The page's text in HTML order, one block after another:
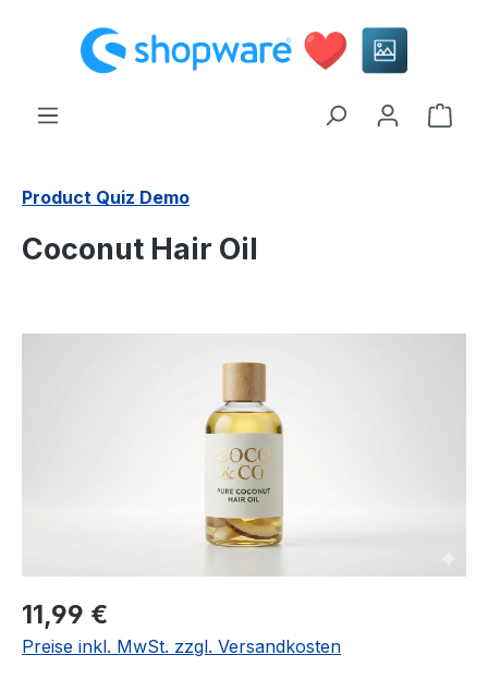
springen
Product Quiz Demo
Coconut Hair Oil
11,99 €
Preise inkl. MwSt. zzgl. Versandkosten